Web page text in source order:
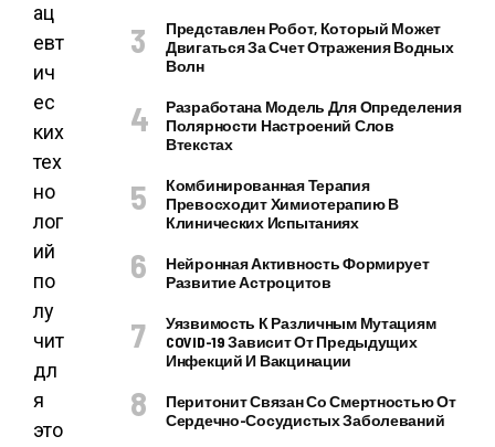
ац
евт
ич
ес
ких
тех
но
лог
ий
по
лу
чит
дл
я
это
Представлен Робот, Который Может
Двигаться За Счет Отражения Водных
Волн
Разработана Модель Для Определения
Полярности Настроений Слов
Втекстах
Комбинированная Терапия
Превосходит Химиотерапию В
Клинических Испытаниях
Нейронная Активность Формирует
Развитие Астроцитов
Уязвимость К Различным Мутациям
COVID-19 Зависит От Предыдущих
Инфекций И Вакцинации
Перитонит Связан Со Смертностью От
Сердечно-Сосудистых Заболеваний